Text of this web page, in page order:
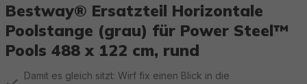
Bestway® Ersatzteil Horizontale
Poolstange (grau) für Power Steel™
Pools 488 x 122 cm, rund
Damit es gleich sitzt: Wirf fix einen Blick in die